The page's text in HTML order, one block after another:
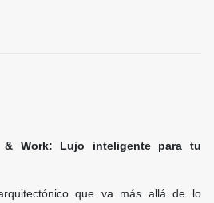
& Work: Lujo inteligente para tu
que va más allá de lo